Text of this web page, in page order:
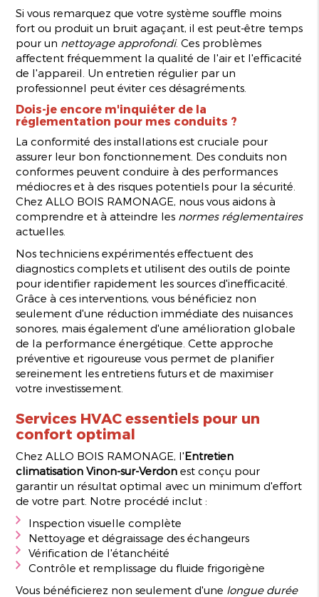
Si vous remarquez que votre système souffle moins
fort ou produit un bruit agaçant, il est peut-être temps
pour un nettoyage approfondi. Ces problèmes
affectent fréquemment la qualité de l'air et l'efficacité
de l'appareil. Un entretien régulier par un
professionnel peut éviter ces désagréments.
Dois-je encore m'inquiéter de la
réglementation pour mes conduits ?
La conformité des installations est cruciale pour
assurer leur bon fonctionnement. Des conduits non
conformes peuvent conduire à des performances
médiocres et à des risques potentiels pour la sécurité.
Chez ALLO BOIS RAMONAGE, nous vous aidons à
comprendre et à atteindre les normes réglementaires
actuelles.
Nos techniciens expérimentés effectuent des
diagnostics complets et utilisent des outils de pointe
pour identifier rapidement les sources d'inefficacité.
Grâce à ces interventions, vous bénéficiez non
seulement d'une réduction immédiate des nuisances
sonores, mais également d'une amélioration globale
de la performance énergétique. Cette approche
préventive et rigoureuse vous permet de planifier
sereinement les entretiens futurs et de maximiser
votre investissement.
Services HVAC essentiels pour un
confort optimal
Chez ALLO BOIS RAMONAGE, l'Entretien
climatisation Vinon-sur-Verdon est conçu pour
garantir un résultat optimal avec un minimum d'effort
de votre part. Notre procédé inclut :
Inspection visuelle complète
Nettoyage et dégraissage des échangeurs
Vérification de l'étanchéité
Contrôle et remplissage du fluide frigorigène
Vous bénéficierez non seulement d'une longue durée